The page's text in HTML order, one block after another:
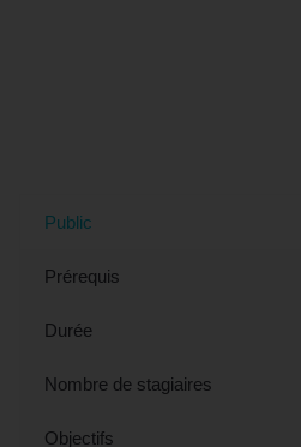
Public
Prérequis
Durée
Nombre de stagiaires
Objectifs